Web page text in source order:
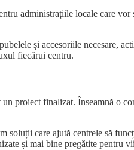
administrațiile locale care
și accesoriile necesare,
fiecărui centru.
proiect finalizat. Înseamnă o
soluții care ajută centrele să
și mai bine pregătite pentru